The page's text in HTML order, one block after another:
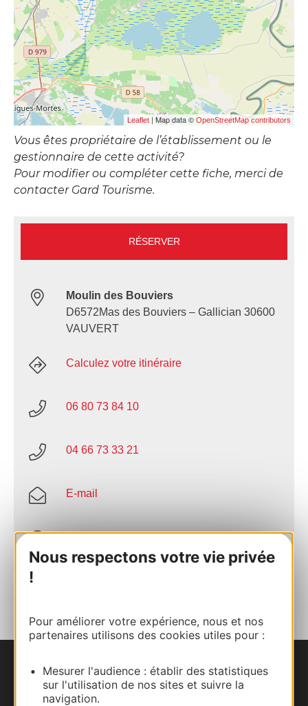
Nous respectons votre vie privée
!
Pour améliorer votre expérience, nous et nos
partenaires utilisons des cookies utiles pour :
Mesurer l'audience : établir des statistiques
sur l'utilisation de nos sites et suivre la
navigation.
Leaflet | Map data ©OpenStreetMap contributors
Vous êtes propriétaire de l’établissement ou le
gestionnaire de cette activité?
Pour modifier ou compléter cette fiche, merci de
contacter Gard Tourisme.
RÉSERVER
Moulin des Bouviers
D6572Mas des Bouviers – Gallician 30600
VAUVERT
Calculez votre itinéraire
06 80 73 84 10
04 66 73 33 21
E-mail
Site internet
Nous contacter